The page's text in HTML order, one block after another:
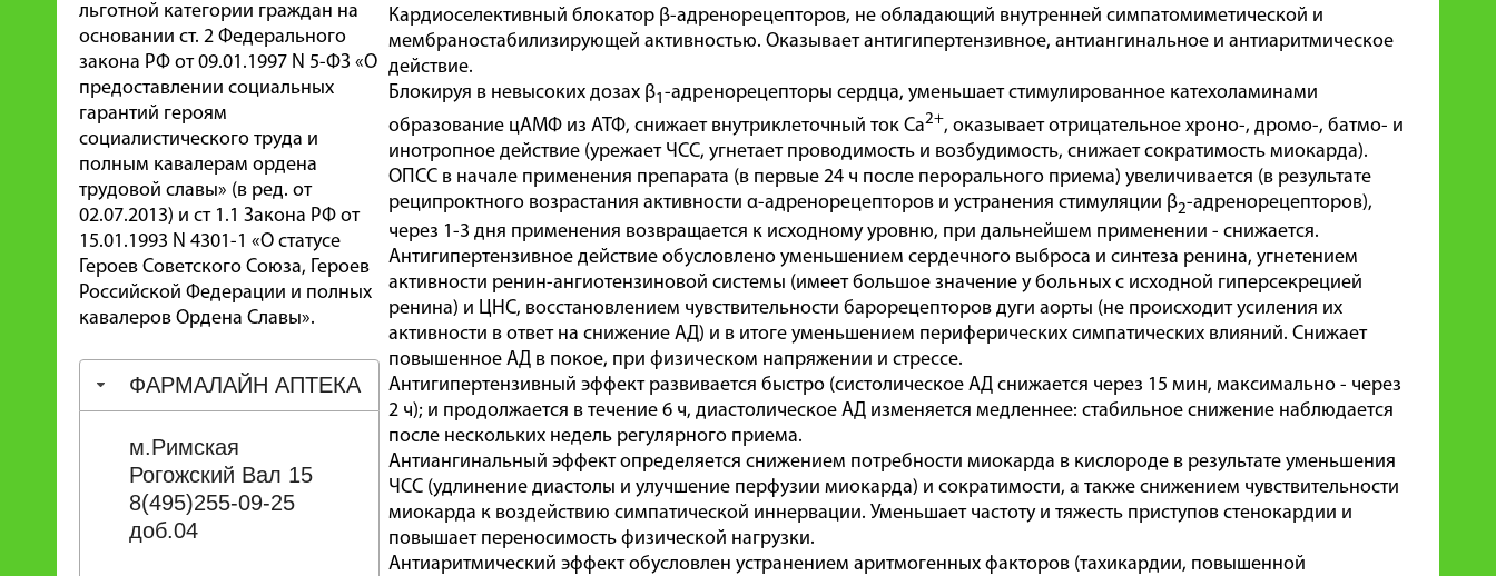
льготной категории граждан на
основании ст. 2 Федерального
закона РФ от 09.01.1997 N 5-ФЗ «О
предоставлении социальных
гарантий героям
социалистического труда и
полным кавалерам ордена
трудовой славы» (в ред. от
02.07.2013) и ст 1.1 Закона РФ от
15.01.1993 N 4301-1 «О статусе
Героев Советского Союза, Героев
Российской Федерации и полных
кавалеров Ордена Славы».
ФАРМАЛАЙН АПТЕКА
м.Римская
Рогожский Вал 15
8(495)255-09-25
доб.04
Кардиоселективный блокатор β-адренорецепторов, не обладающий внутренней симпатомиметической и
мембраностабилизирующей активностью. Оказывает антигипертензивное, антиангинальное и антиаритмическое
действие.
Блокируя в невысоких дозах β1 -адренорецепторы сердца, уменьшает стимулированное катехоламинами
образование цАМФ из АТФ, снижает внутриклеточный ток Ca2+, оказывает отрицательное хроно-, дромо-, батмо- и
инотропное действие (урежает ЧСС, угнетает проводимость и возбудимость, снижает сократимость миокарда).
ОПСС в начале применения препарата (в первые 24 ч после перорального приема) увеличивается (в результате
реципроктного возрастания активности α-адренорецепторов и устранения стимуляции β2-адренорецепторов),
через 1-3 дня применения возвращается к исходному уровню, при дальнейшем применении - снижается.
Антигипертензивное действие обусловлено уменьшением сердечного выброса и синтеза ренина, угнетением
активности ренин-ангиотензиновой системы (имеет большое значение у больных с исходной гиперсекрецией
ренина) и ЦНС, восстановлением чувствительности барорецепторов дуги аорты (не происходит усиления их
активности в ответ на снижение АД) и в итоге уменьшением периферических симпатических влияний. Снижает
повышенное АД в покое, при физическом напряжении и стрессе.
Антигипертензивный эффект развивается быстро (систолическое АД снижается через 15 мин, максимально - через
2 ч); и продолжается в течение 6 ч, диастолическое АД изменяется медленнее: стабильное снижение наблюдается
после нескольких недель регулярного приема.
Антиангинальный эффект определяется снижением потребности миокарда в кислороде в результате уменьшения
ЧСС (удлинение диастолы и улучшение перфузии миокарда) и сократимости, а также снижением чувствительности
миокарда к воздействию симпатической иннервации. Уменьшает частоту и тяжесть приступов стенокардии и
повышает переносимость физической нагрузки.
Антиаритмический эффект обусловлен устранением аритмогенных факторов (тахикардии, повышенной